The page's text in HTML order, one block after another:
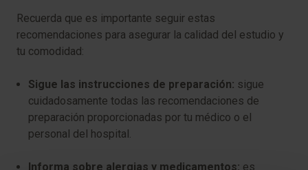
Recuerda que es importante seguir estas
recomendaciones para asegurar la calidad del estudio y
tu comodidad:
Sigue las instrucciones de preparación: sigue
cuidadosamente todas las recomendaciones de
preparación proporcionadas por tu médico o el
personal del hospital.
Informa sobre alergias y medicamentos: es